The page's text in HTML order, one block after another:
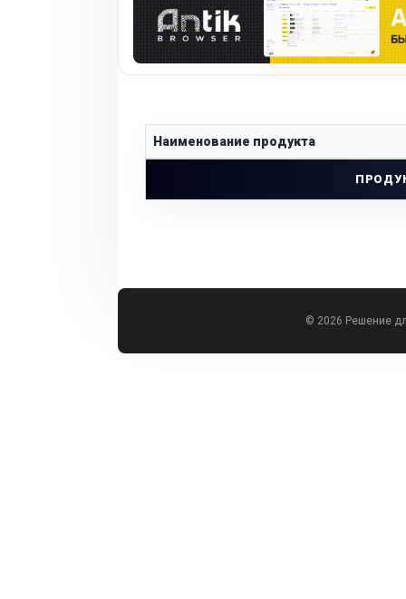
Наименование продукта
© 2026 Решение